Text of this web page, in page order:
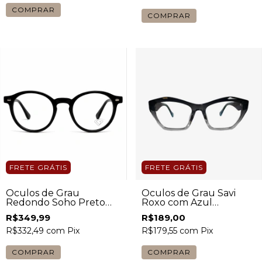
FRETE GRÁTIS
Óculos de Grau
Redondo Soho Preto
Masculino
R$349,99
R$332,49 com Pix
FRETE GRÁTIS
Óculos de Grau Savi
Roxo com Azul
Feminino
R$189,00
R$179,55 com Pix